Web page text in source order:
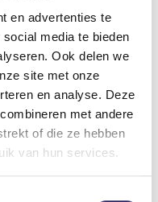
en advertenties te
media te bieden
Ook delen we
site met onze
en analyse. Deze
met andere
of die ze hebben
van hun services.
breekinstallaties
gebruiken we de
die beton en asfalt